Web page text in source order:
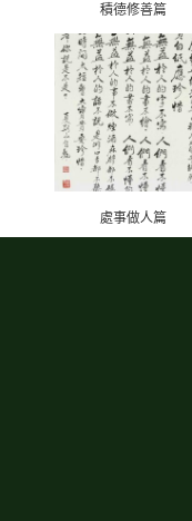
積德修善篇
處事做人篇